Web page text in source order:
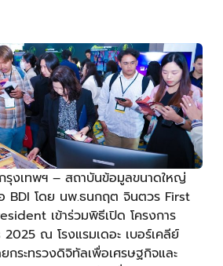
งเทพฯ – สถาบันข้อมูลขนาดใหญ่
BDI โดย นพ.ธนกฤต จินตวร First
เข้าร่วมพิธีเปิด โครงการ
ณ โรงแรมเดอะ เบอร์เคลีย์
กระทรวงดิจิทัลเพื่อเศรษฐกิจและ